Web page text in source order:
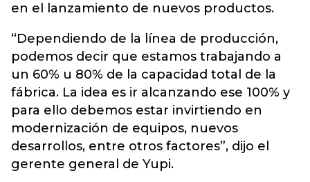
en el lanzamiento de nuevos productos.
“Dependiendo de la línea de producción,
podemos decir que estamos trabajando a
un 60% u 80% de la capacidad total de la
fábrica. La idea es ir alcanzando ese 100% y
para ello debemos estar invirtiendo en
modernización de equipos, nuevos
desarrollos, entre otros factores”, dijo el
gerente general de Yupi.